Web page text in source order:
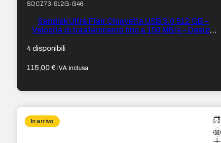
SDCZ73-512G-G46
Sandisk Ultra Flair Chiavetta USB 3.0 512 GB –
Velocità di trasferimento fino a 150 MB/s – Design
4 disponibili
115,00€ IVA inclusa
In arrivo